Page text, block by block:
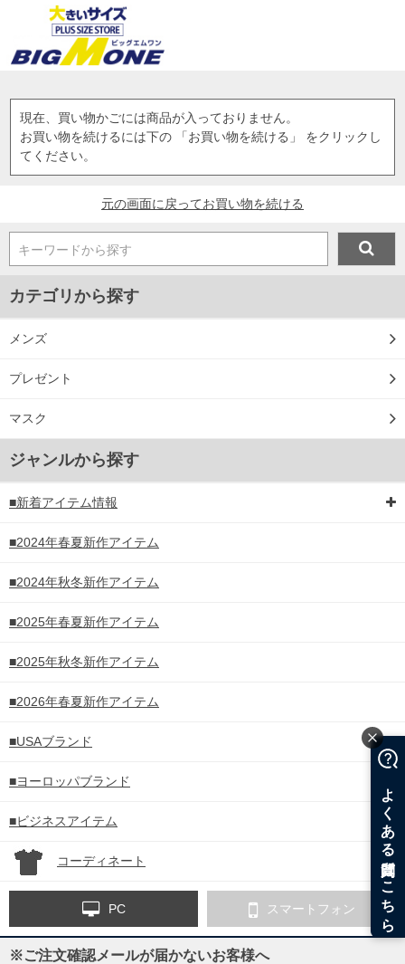
現在、買い物かごには商品が入っておりません。
お買い物を続けるには下の 「お買い物を続ける」 をクリックし
てください。
元の画面に戻ってお買い物を続ける
キーワードから探す
カテゴリから探す
メンズ
プレゼント
マスク
ジャンルから探す
■新着アイテム情報
■2024年春夏新作アイテム
■2024年秋冬新作アイテム
■2025年春夏新作アイテム
■2025年秋冬新作アイテム
■2026年春夏新作アイテム
■USAブランド
■ヨーロッパブランド
■ビジネスアイテム
コーディネート
PC スマートフォン
※ご注文確認メールが届かないお客様へ